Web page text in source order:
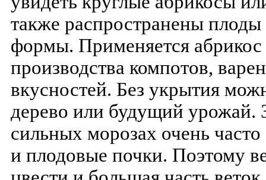
также распространены
формы. Применяется
производства компотов,
вкусностей. Без укрытия
дерево или будущий урожай.
сильных морозах очень
и плодовые почки. Поэтому